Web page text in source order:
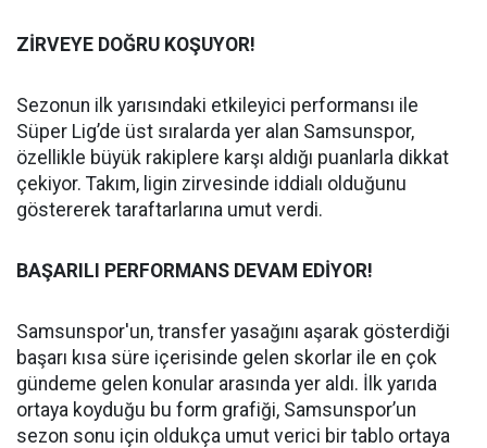
ZİRVEYE DOĞRU KOŞUYOR!
Sezonun ilk yarısındaki etkileyici performansı ile
Süper Lig’de üst sıralarda yer alan Samsunspor,
özellikle büyük rakiplere karşı aldığı puanlarla dikkat
çekiyor. Takım, ligin zirvesinde iddialı olduğunu
göstererek taraftarlarına umut verdi.
BAŞARILI PERFORMANS DEVAM EDİYOR!
Samsunspor'un, transfer yasağını aşarak gösterdiği
başarı kısa süre içerisinde gelen skorlar ile en çok
gündeme gelen konular arasında yer aldı. İlk yarıda
ortaya koyduğu bu form grafiği, Samsunspor’un
sezon sonu için oldukça umut verici bir tablo ortaya